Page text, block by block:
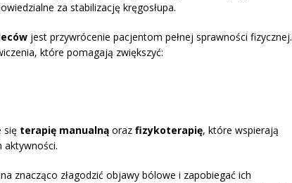
za stabilizację kręgosłupa.
jest przywrócenie pacjentom pełnej sprawności fizycznej.
które pomagają zwiększyć:
się terapię manualną oraz fizykoterapię, które wspierają
aktywności.
znacząco złagodzić objawy bólowe i zapobiegać ich